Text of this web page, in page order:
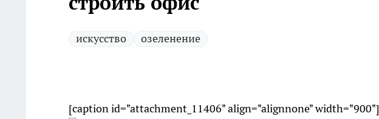
искусство озеленение
[caption id="attachment_11406" align="alignnone" width="900"]